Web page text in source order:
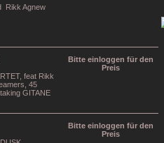
Rikk Agnew
feat Rikk
45
GITANE
Bitte einloggen für den
Preis
Bitte einloggen für den
Preis